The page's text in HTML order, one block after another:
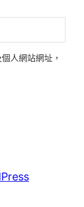
人網站網址，